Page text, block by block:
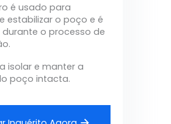
é usado para
estabilizar o poço e é
o processo de
isolar e manter a
poço intacta.